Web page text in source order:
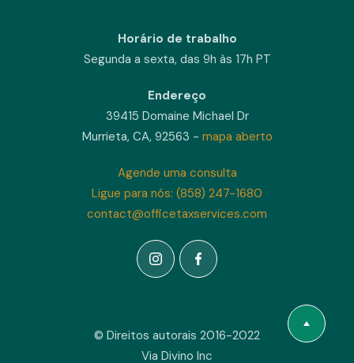
Horário de trabalho
Segunda a sexta, das 9h às 17h PT
Endereço
39415 Domaine Michael Dr
Murrieta, CA, 92563 - mapa aberto
Agende uma consulta
Ligue para nós: (858) 247-1680
contact@officetaxservices.com
© Direitos autorais 2016-2022
Via Divino Inc